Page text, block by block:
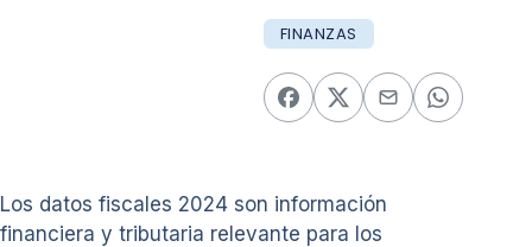
FINANZAS
Los datos fiscales 2024 son información
financiera y tributaria relevante para los